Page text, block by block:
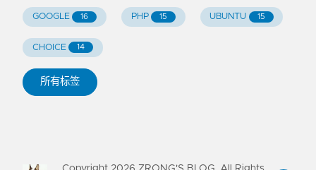
GOOGLE 16 PHP 15 UBUNTU 15
CHOICE 14
所有标签